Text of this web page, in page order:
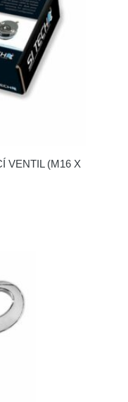
VENTIL (M16 X